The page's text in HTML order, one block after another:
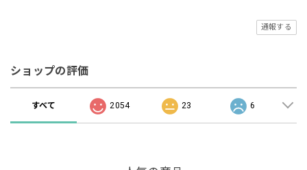
通報する
ショップの評価
すべて 2054 23 6